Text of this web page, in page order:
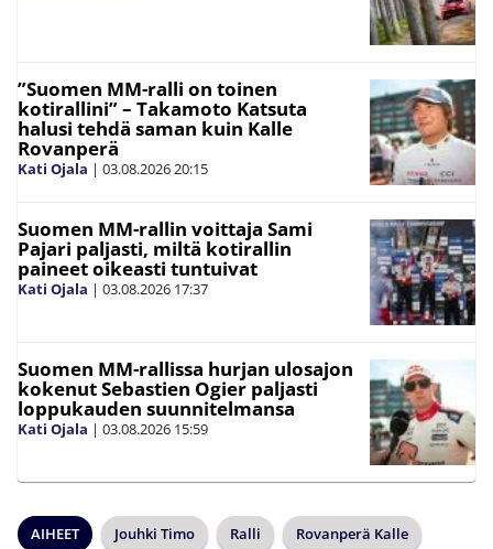
”Suomen MM-ralli on toinen
kotirallini” – Takamoto Katsuta
halusi tehdä saman kuin Kalle
Rovanperä
Kati Ojala | 03.08.202620:15
Suomen MM-rallin voittaja Sami
Pajari paljasti, miltä kotirallin
paineet oikeasti tuntuivat
Kati Ojala | 03.08.2026 17:37
Suomen MM-rallissa hurjan ulosajon
kokenut Sebastien Ogier paljasti
loppukauden suunnitelmansa
Kati Ojala | 03.08.2026 15:59
AIHEET Jouhki Timo Ralli Rovanperä Kalle